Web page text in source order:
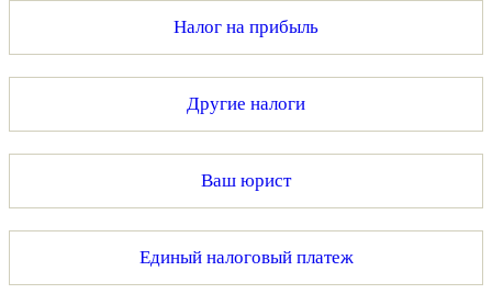
Налог на прибыль
Другие налоги
Ваш юрист
Единый налоговый платеж